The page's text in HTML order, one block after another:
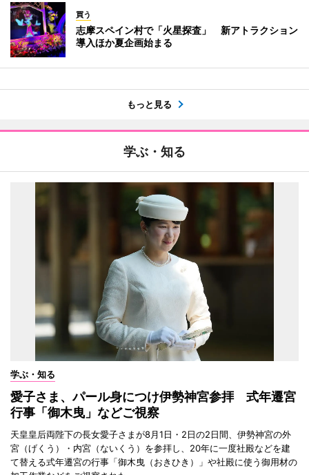
買う
志摩スペイン村で「火星探査」 新アトラクション
導入ほか夏企画始まる
もっと見る
学ぶ・知る
学ぶ・知る
愛子さま、パール身につけ伊勢神宮参拝 式年遷宮
行事「御木曳」などご視察
天皇皇后両陛下の長女愛子さまが8月1日・2日の2日間、伊勢神宮の外
宮（げくう）・内宮（ないくう）を参拝し、20年に一度社殿などを建
て替える式年遷宮の行事「御木曳（おきひき）」や社殿に使う御用材の